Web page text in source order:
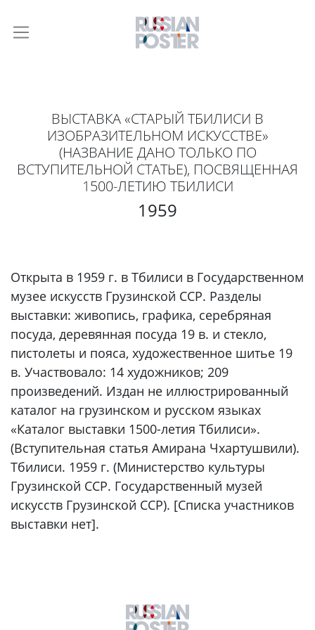
ВЫСТАВКА «СТАРЫЙ ТБИЛИСИ В
ИЗОБРАЗИТЕЛЬНОМ ИСКУССТВЕ»
(НАЗВАНИЕ ДАНО ТОЛЬКО ПО
ВСТУПИТЕЛЬНОЙ СТАТЬЕ), ПОСВЯЩЕННАЯ
1500-ЛЕТИЮ ТБИЛИСИ
1959
Открыта в 1959 г. в Тбилиси в Государственном
музее искусств Грузинской ССР. Разделы
выставки: живопись, графика, серебряная
посуда, деревянная посуда 19 в. и стекло,
пистолеты и пояса, художественное шитье 19
в. Участвовало: 14 художников; 209
произведений. Издан не иллюстрированный
каталог на грузинском и русском языках
«Каталог выставки 1500-летия Тбилиси».
(Вступительная статья Амирана Чхартушвили).
Тбилиси. 1959 г. (Министерство культуры
Грузинской ССР. Государственный музей
искусств Грузинской ССР). [Списка участников
выставки нет].